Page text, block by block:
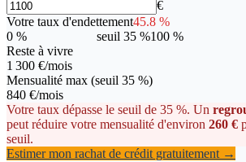
€
Votre taux d'endettement45.8 %
0 %
seuil 35 %100 %
Reste à vivre
1 300 €/mois
Mensualité max (seuil 35 %)
840 €/mois
Votre taux dépasse le seuil de 35 %. Un
peut réduire votre mensualité d'environ 260 €
seuil.
Estimer mon rachat de crédit gratuitement →